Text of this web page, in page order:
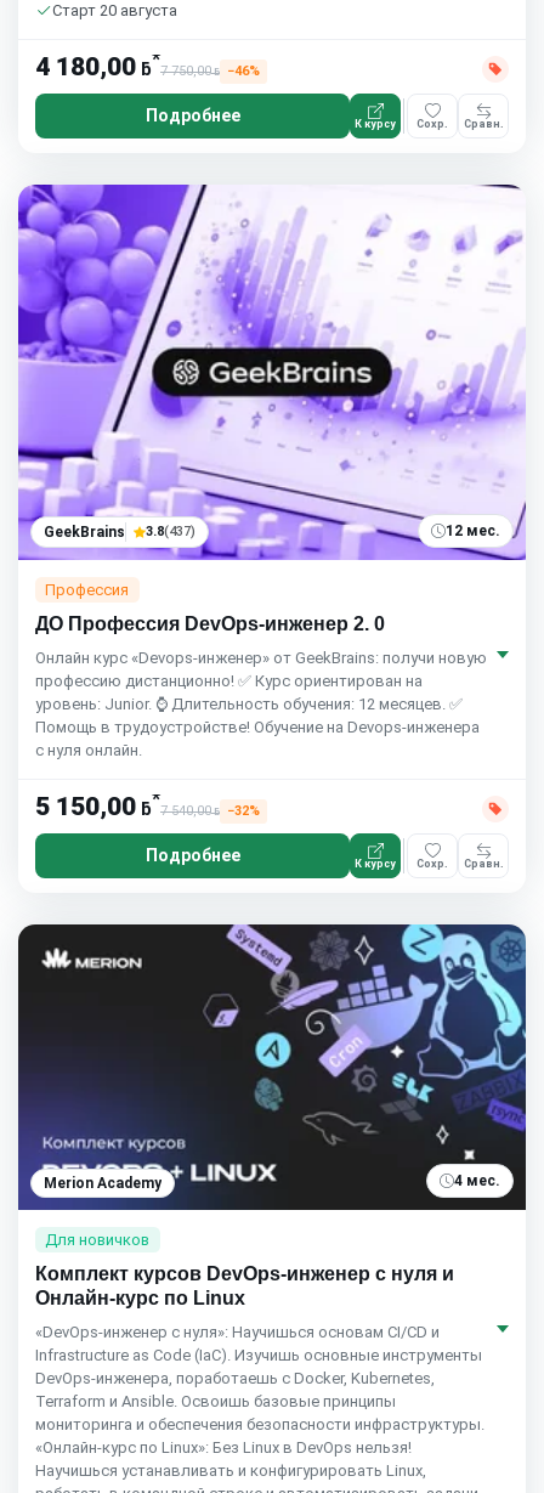
Старт 20 августа
4 180,00 ƃ*
7 750,00ƃ −46%
Подробнее К курсу Сохр. Сравн.
GeekBrains 3.8(437) 12 мес.
Профессия
ДО Профессия DevOps-инженер 2. 0
Онлайн курс «Devops-инженер» от GeekBrains: получи новую
профессию дистанционно! ✅ Курс ориентирован на
уровень: Junior. ⌚ Длительность обучения: 12 месяцев. ✅
Помощь в трудоустройстве! Обучение на Devops-инженера
с нуля онлайн.
5 150,00 ƃ*
7 540,00ƃ −32%
Подробнее К курсу Сохр. Сравн.
Merion Academy 4 мес.
Для новичков
Комплект курсов DevOps-инженер с нуля и
Онлайн-курс по Linux
«DevOps-инженер с нуля»: Научишься основам CI/CD и
Infrastructure as Code (IaC). Изучишь основные инструменты
DevOps-инженера, поработаешь с Docker, Kubernetes,
Terraform и Ansible. Освоишь базовые принципы
мониторинга и обеспечения безопасности инфраструктуры.
«Онлайн-курс по Linux»: Без Linux в DevOps нельзя!
Научишься устанавливать и конфигурировать Linux,